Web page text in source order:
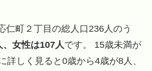
仁町２丁目の総人口236人のう
女性は107人 です。 15歳未満が
詳しく見ると0歳から4歳が8人、